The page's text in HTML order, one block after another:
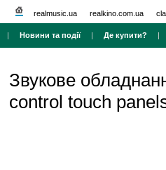
realmusic.ua realkino.com.ua
| Новини та події| Де купити?
Звукове
control touch